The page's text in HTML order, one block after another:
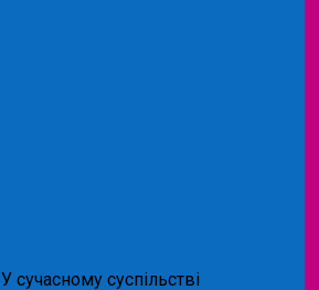
У сучасному суспільстві